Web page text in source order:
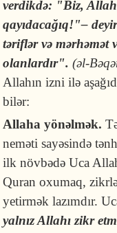
verdikdə: "Biz,
qayıdacağıq!"–
təriflər və mərhəmət
olanlardır". (əl-
Allahın izni ilə
bilər:
Allaha yönəlmək.
neməti sayəsində
ilk növbədə Uca
Quran oxumaq,
yetirmək lazımdır.
yalnız Allahı zikr